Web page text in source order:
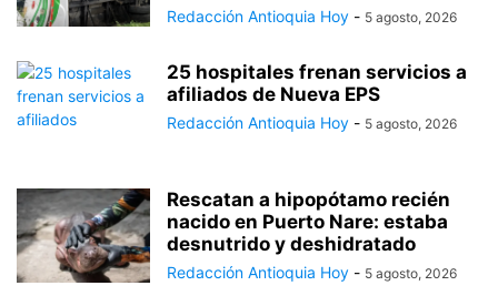
Redacción Antioquia Hoy - 5 agosto, 2026
25 hospitales frenan servicios a
afiliados de Nueva EPS
Redacción Antioquia Hoy - 5 agosto, 2026
Rescatan a hipopótamo recién
nacido en Puerto Nare: estaba
desnutrido y deshidratado
Redacción Antioquia Hoy - 5 agosto, 2026